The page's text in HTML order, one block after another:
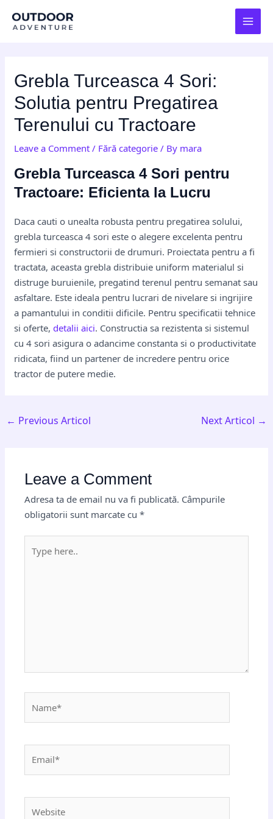
Grebla Turceasca 4 Sori:
Solutia pentru Pregatirea
Terenului cu Tractoare
Leave a Comment / Fără categorie / By mara
Grebla Turceasca 4 Sori pentru
Tractoare: Eficienta la Lucru
Daca cauti o unealta robusta pentru pregatirea solului,
grebla turceasca 4 sori este o alegere excelenta pentru
fermieri si constructorii de drumuri. Proiectata pentru a fi
tractata, aceasta grebla distribuie uniform materialul si
distruge buruienile, pregatind terenul pentru semanat sau
asfaltare. Este ideala pentru lucrari de nivelare si ingrijire
a pamantului in conditii dificile. Pentru specificatii tehnice
si oferte,detalii aici. Constructia sa rezistenta si sistemul
cu 4 sori asigura o adancime constanta si o productivitate
ridicata, fiind un partener de incredere pentru orice
tractor de putere medie.
navigation
← Previous Articol Next Articol →
Leave a Comment
Adresa ta de email nu va fi publicată. Câmpurile
obligatorii sunt marcate cu*
here..